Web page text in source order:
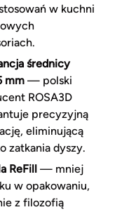
w kuchni
średnicy
mm— polski
ROSA3D
precyzyjną
eliminującą
zatkania dyszy.
ReFill— mniej
w opakowaniu,
z filozofią